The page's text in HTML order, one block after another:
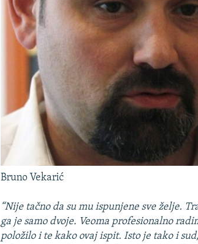
Bruno Vekarić
“Nije tačno da su mu ispunjene sve želje.
ga je samo dvoje. Veoma profesionalno
položilo i te kako ovaj ispit. Isto je tako i